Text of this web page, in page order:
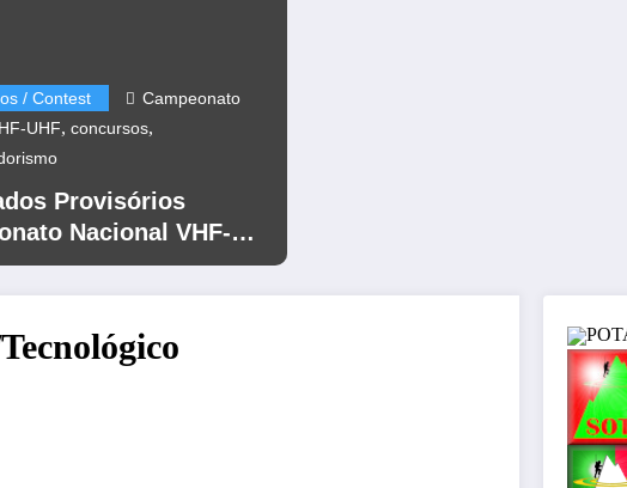
/ Contest
Campeonato
UHF, concursos,
Provisórios
Nacional VHF-